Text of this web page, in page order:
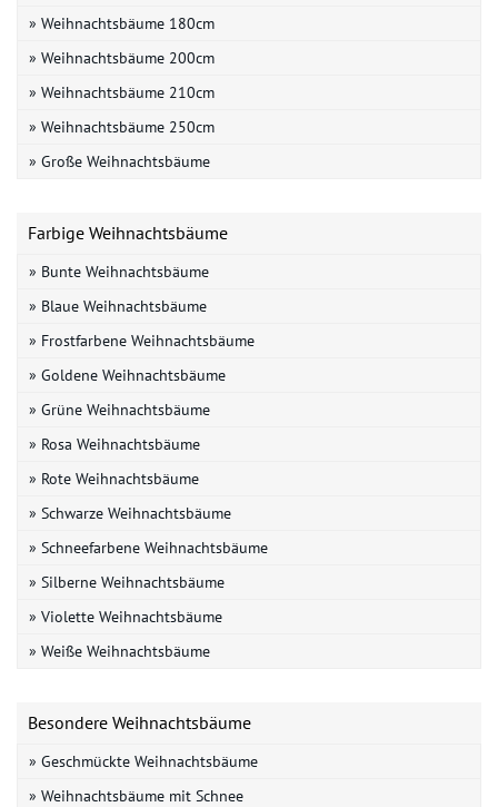
» Weihnachtsbäume 180cm
» Weihnachtsbäume 200cm
» Weihnachtsbäume 210cm
» Weihnachtsbäume 250cm
» Große Weihnachtsbäume
Farbige Weihnachtsbäume
» Bunte Weihnachtsbäume
» Blaue Weihnachtsbäume
» Frostfarbene Weihnachtsbäume
» Goldene Weihnachtsbäume
» Grüne Weihnachtsbäume
» Rosa Weihnachtsbäume
» Rote Weihnachtsbäume
» Schwarze Weihnachtsbäume
» Schneefarbene Weihnachtsbäume
» Silberne Weihnachtsbäume
» Violette Weihnachtsbäume
» Weiße Weihnachtsbäume
Besondere Weihnachtsbäume
» Geschmückte Weihnachtsbäume
» Weihnachtsbäume mit Schnee